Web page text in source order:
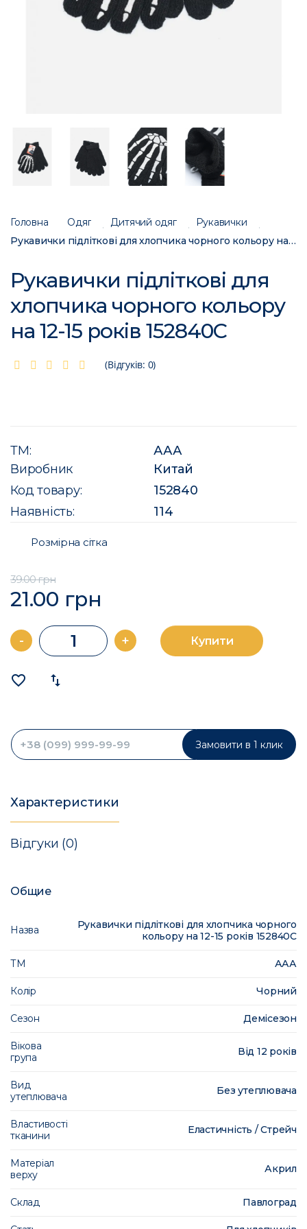
Головна Одяг Дитячий одяг
Рукавички
Рукавички підліткові для хлопчика чорного кольору на 12-15 років 152840C
Рукавички підліткові для
хлопчика чорного кольору
на 12-15 років 152840C
(Відгуків: 0)
ТМ:
ААА
Виробник
Китай
Код товару:
152840
Наявність:
114
Розмірна сітка
39.00 грн
21.00 грн
- + Купити
favorite_border import_export
Замовити в 1 клик
Характеристики
Відгуки (0)
Общие
Назва
Рукавички підліткові для хлопчика чорного
кольору на 12-15 років 152840C
ТМ ААА
Колір Чорний
Сезон Демісезон
Вікова
група
Від 12 років
Вид
утеплювача
Без утеплювача
Властивості
тканини
Еластичність / Стрейч
Матеріал
верху
Акрил
Склад Павлоград